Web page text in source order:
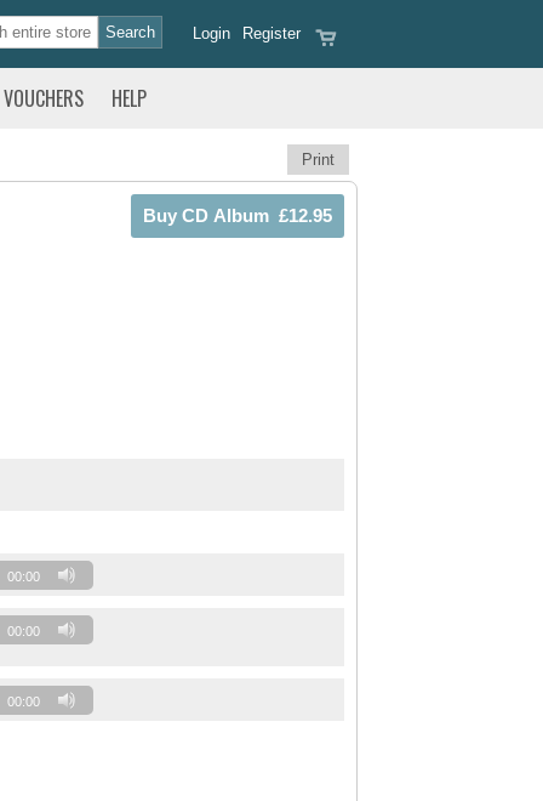
Register
Login
VOUCHERS HELP
Print
00:00
00:00
00:00